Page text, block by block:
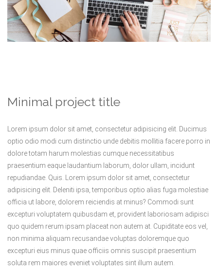
Minimal project title
Lorem ipsum dolor sit amet, consectetur adipisicing elit. Ducimus
optio odio modi cum distinctio unde debitis mollitia facere porro in
dolore totam harum molestias cumque necessitatibus
praesentium eaque laudantium laborum, dolor ullam, incidunt
repudiandae. Quis. Lorem ipsum dolor sit amet, consectetur
adipisicing elit. Deleniti ipsa, temporibus optio alias fuga molestiae
officia ut labore, dolorem reiciendis at minus? Commodi sunt
excepturi voluptatem quibusdam et, provident laboriosam adipisci
quo quidem rerum ipsam placeat non autem at. Cupiditate eos vel,
non minima aliquam recusandae voluptas doloremque quo
excepturi eius minus quae officiis omnis suscipit praesentium
soluta rem maiores eveniet voluptates sint illum autem.